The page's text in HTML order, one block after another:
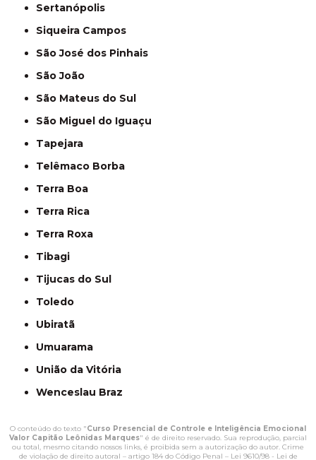
Sertanópolis
Siqueira Campos
São José dos Pinhais
São João
São Mateus do Sul
São Miguel do Iguaçu
Tapejara
Telêmaco Borba
Terra Boa
Terra Rica
Terra Roxa
Tibagi
Tijucas do Sul
Toledo
Ubiratã
Umuarama
União da Vitória
Wenceslau Braz
O conteúdo do texto "Curso Presencial de Controle e Inteligência Emocional
Valor Capitão Leônidas Marques" é de direito reservado. Sua reprodução, parcial
ou total, mesmo citando nossos links, é proibida sem a autorização do autor. Crime
de violação de direito autoral – artigo 184 do Código Penal – Lei 9610/98 - Lei de